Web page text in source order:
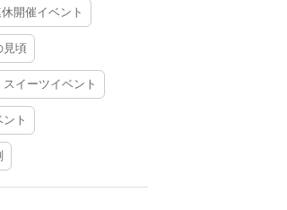
開催イベント
見頃
スイーツイベント
ト